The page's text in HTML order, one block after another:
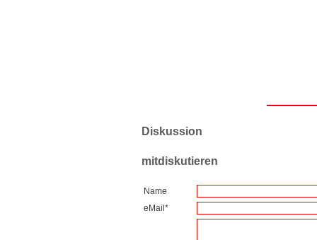
Diskussion
mitdiskutieren
Name
eMail*